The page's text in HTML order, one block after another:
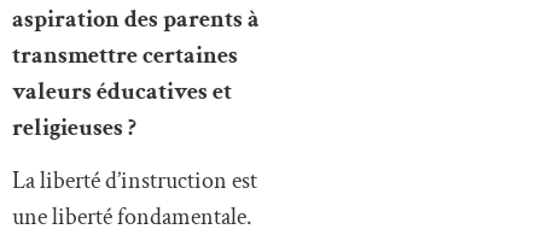
aspiration des parents à
transmettre certaines
valeurs éducatives et
religieuses ?
La liberté d’instruction est
une liberté fondamentale.